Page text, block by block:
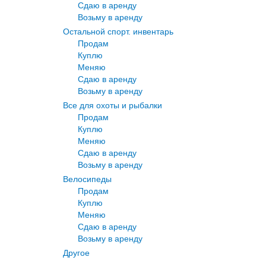
Сдаю в аренду
Возьму в аренду
Остальной спорт. инвентарь
Продам
Куплю
Меняю
Сдаю в аренду
Возьму в аренду
Все для охоты и рыбалки
Продам
Куплю
Меняю
Сдаю в аренду
Возьму в аренду
Велосипеды
Продам
Куплю
Меняю
Сдаю в аренду
Возьму в аренду
Другое